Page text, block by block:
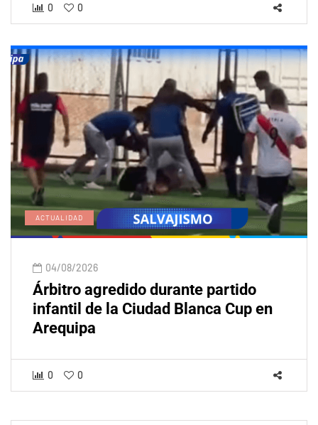
0 0
ACTUALIDAD
04/08/2026
Árbitro agredido durante partido
infantil de la Ciudad Blanca Cup en
Arequipa
0 0